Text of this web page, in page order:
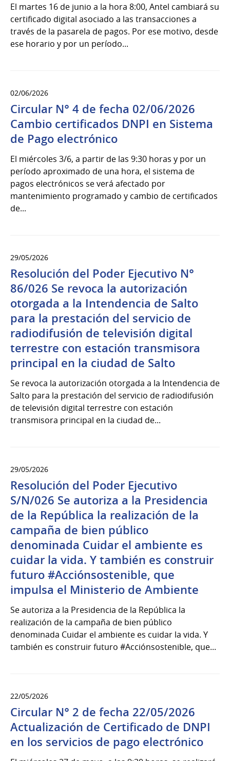
El martes 16 de junio a la hora 8:00, Antel cambiará su
certificado digital asociado a las transacciones a
través de la pasarela de pagos. Por ese motivo, desde
ese horario y por un período...
02/06/2026
Circular N° 4 de fecha 02/06/2026
Cambio certificados DNPI en Sistema
de Pago electrónico
El miércoles 3/6, a partir de las 9:30 horas y por un
período aproximado de una hora, el sistema de
pagos electrónicos se verá afectado por
mantenimiento programado y cambio de certificados
de...
29/05/2026
Resolución del Poder Ejecutivo N°
86/026 Se revoca la autorización
otorgada a la Intendencia de Salto
para la prestación del servicio de
radiodifusión de televisión digital
terrestre con estación transmisora
principal en la ciudad de Salto
Se revoca la autorización otorgada a la Intendencia de
Salto para la prestación del servicio de radiodifusión
de televisión digital terrestre con estación
transmisora principal en la ciudad de...
29/05/2026
Resolución del Poder Ejecutivo
S/N/026 Se autoriza a la Presidencia
de la República la realización de la
campaña de bien público
denominada Cuidar el ambiente es
cuidar la vida. Y también es construir
futuro #Acciónsostenible, que
impulsa el Ministerio de Ambiente
Se autoriza a la Presidencia de la República la
realización de la campaña de bien público
denominada Cuidar el ambiente es cuidar la vida. Y
también es construir futuro #Acciónsostenible, que...
22/05/2026
Circular N° 2 de fecha 22/05/2026
Actualización de Certificado de DNPI
en los servicios de pago electrónico